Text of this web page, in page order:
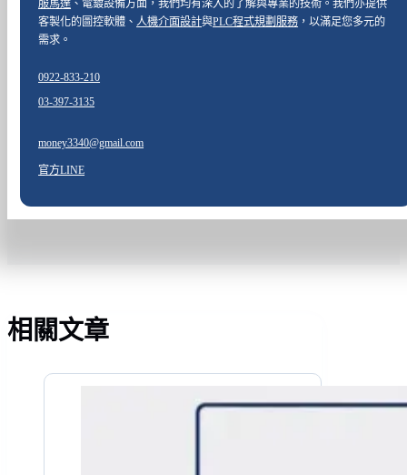
服馬達 、電鍍設備方面，我們均有深入的了解與專業的技術。我們亦提供
客製化的圖控軟體、人機介面設計與PLC程式規劃服務 ，以滿足您多元的
需求。
0922-833-210
03-397-3135
money3340@gmail.com
官方LINE
相關文章